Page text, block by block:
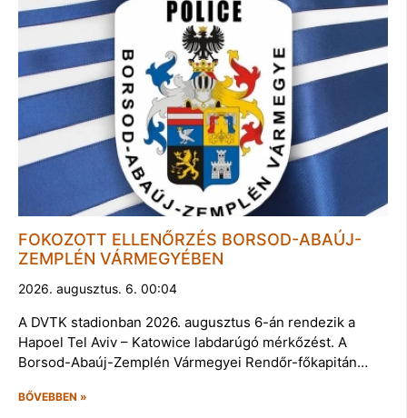
FOKOZOTT ELLENŐRZÉS BORSOD-ABAÚJ-
ZEMPLÉN VÁRMEGYÉBEN
2026. augusztus. 6. 00:04
A DVTK stadionban 2026. augusztus 6-án rendezik a
Hapoel Tel Aviv – Katowice labdarúgó mérkőzést. A
Borsod-Abaúj-Zemplén Vármegyei Rendőr-főkapitán…
BŐVEBBEN »